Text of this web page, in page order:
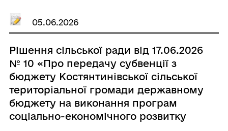
05.06.2026
Рішення сільської ради від 17.06.2026
№ 10 «Про передачу субвенції з
бюджету Костянтинівської сільської
територіальної громади державному
бюджету на виконання програм
соціально-економічного розвитку